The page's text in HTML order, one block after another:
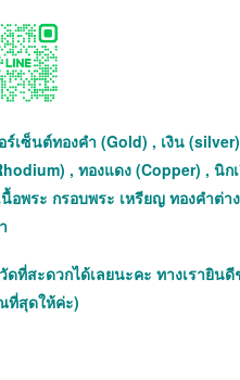
ร์เซ็นต์ทองคำ (Gold) , เงิน
, ทองแดง (Copper) , นิก
อพระ กรอบพระ เหรียญ ทองคำต่
ที่สะดวกได้เลยนะคะ ทางเรายิน
ที่สุดให้ค่ะ)